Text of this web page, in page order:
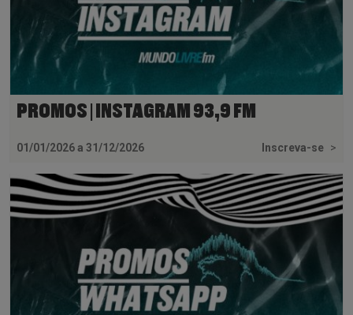
PROMOS | INSTAGRAM 93,9 FM
01/01/2026 a 31/12/2026 Inscreva-se >